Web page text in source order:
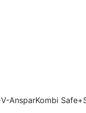
AnsparKombi